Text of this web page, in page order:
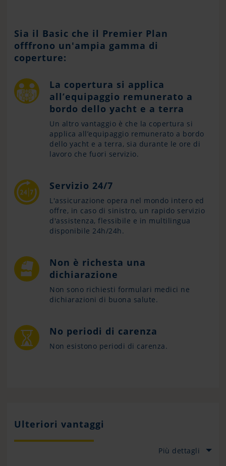
Sia il Basic che il Premier Plan
offfrono un'ampia gamma di
coperture:
La copertura si applica
all’equipaggio remunerato a
bordo dello yacht e a terra
Un altro vantaggio è che la copertura si
applica all’equipaggio remunerato a bordo
dello yacht e a terra, sia durante le ore di
lavoro che fuori servizio.
Servizio 24/7
L'assicurazione opera nel mondo intero ed
offre, in caso di sinistro, un rapido servizio
d'assistenza, flessibile e in multilingua
disponibile 24h/24h.
Non è richesta una
dichiarazione
Non sono richiesti formulari medici ne
dichiarazioni di buona salute.
No periodi di carenza
Non esistono periodi di carenza.
Ulteriori vantaggi
Più dettagli